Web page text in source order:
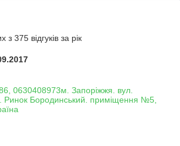
з 375 відгуків за рік
0630408973м. Запоріжжя. вул.
Ринок Бородинський. приміщення №5,